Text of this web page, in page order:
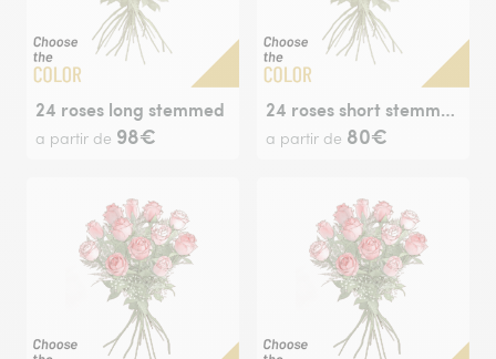
24 roses long stemmed
a partir de 98€
24 roses short stemmed
a partir de 80€